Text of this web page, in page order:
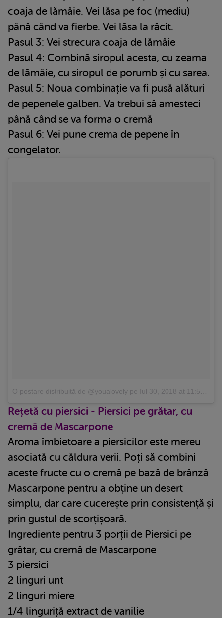
coaja de lămâie. Vei lăsa pe foc (mediu)
până când va fierbe. Vei lăsa la răcit.
Pasul 3: Vei strecura coaja de lămâie
Pasul 4: Combină siropul acesta, cu zeama
de lămâie, cu siropul de porumb și cu sarea.
Pasul 5: Noua combinație va fi pusă alături
de pepenele galben. Va trebui să amesteci
până când se va forma o cremă
Pasul 6: Vei pune crema de pepene în
congelator.
O postare distribuită de @youalovely pe Iul 30, 2018 at 11:53 PDT
Rețetă cu piersici - Piersici pe grătar, cu
cremă de Mascarpone
Aroma îmbietoare a piersicilor este mereu
asociată cu căldura verii. Poți să combini
aceste fructe cu o cremă pe bază de brânză
Mascarpone pentru a obține un desert
simplu, dar care cucerește prin consistență și
prin gustul de scorțișoară.
Ingrediente pentru 3 porții de Piersici pe
grătar, cu cremă de Mascarpone
3 piersici
2 linguri unt
2 linguri miere
1/4 linguriță extract de vanilie